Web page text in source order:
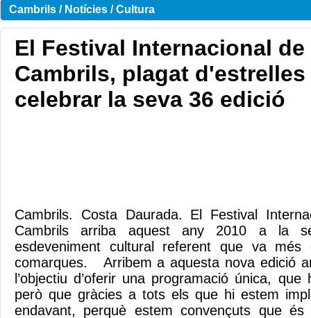
Cambrils / Notícies / Cultura
El Festival Internacional
Cambrils, plagat d'estrelles
celebrar la seva 36 edició
Cambrils. Costa Daurada. El Festival
Cambrils arriba aquest any 2010 a la
esdeveniment cultural referent que va
comarques. Arribem a aquesta nova edició
l’objectiu d’oferir una programació única,
però que gràcies a tots els que hi estem
endavant, perquè estem convençuts que